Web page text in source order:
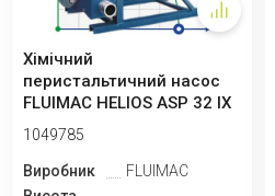
Хімічний
перистальтичний насос
FLUIMAC HELIOS ASP 32 IX
1789 л/год, 1,5 кВт, ...
1049785
Виробник
FLUIMAC